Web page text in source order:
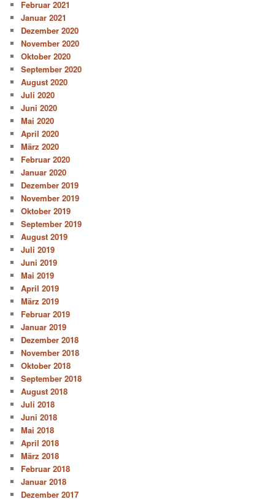
Februar 2021
Januar 2021
Dezember 2020
November 2020
Oktober 2020
September 2020
August 2020
Juli 2020
Juni 2020
Mai 2020
April 2020
März 2020
Februar 2020
Januar 2020
Dezember 2019
November 2019
Oktober 2019
September 2019
August 2019
Juli 2019
Juni 2019
Mai 2019
April 2019
März 2019
Februar 2019
Januar 2019
Dezember 2018
November 2018
Oktober 2018
September 2018
August 2018
Juli 2018
Juni 2018
Mai 2018
April 2018
März 2018
Februar 2018
Januar 2018
Dezember 2017